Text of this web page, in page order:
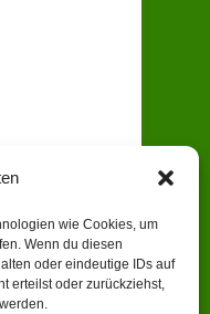
wie Cookies, um
Wenn du diesen
oder eindeutige IDs auf
erteilst oder zurückziehst,